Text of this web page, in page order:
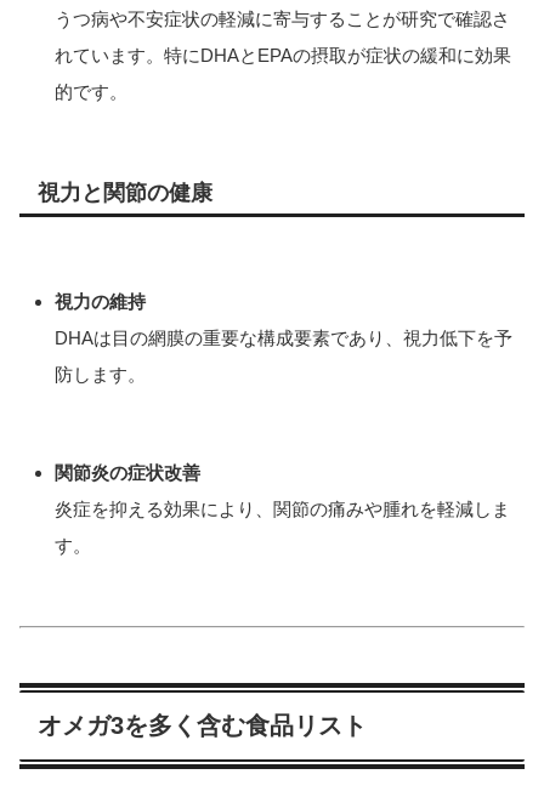
うつ病や不安症状の軽減に寄与することが研究で確認さ
れています。特にDHAとEPAの摂取が症状の緩和に効果
的です。
視力と関節の健康
視力の維持
DHAは目の網膜の重要な構成要素であり、視力低下を予
防します。
関節炎の症状改善
炎症を抑える効果により、関節の痛みや腫れを軽減しま
す。
オメガ3を多く含む食品リスト